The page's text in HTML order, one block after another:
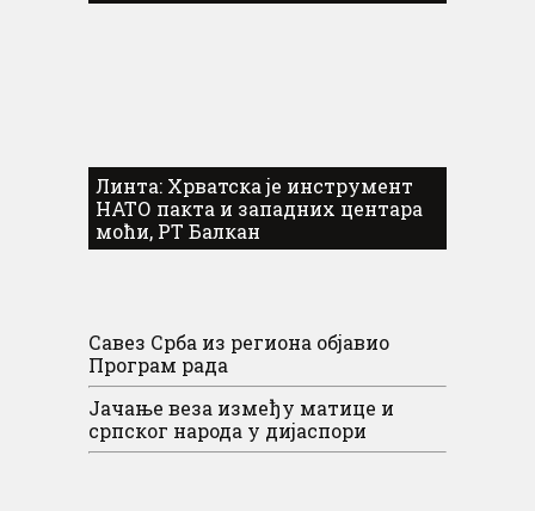
Линта: Хрватска је инструмент
НАТО пакта и западних центара
моћи, РТ Балкан
Савез Срба из региона објавио
Програм рада
Јачање веза између матице и
српског народа у дијаспори